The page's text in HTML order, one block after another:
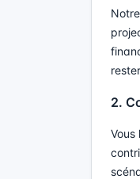
2.
Vous